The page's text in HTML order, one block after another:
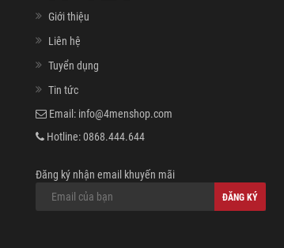
Giới thiệu
Liên hệ
Tuyển dụng
Tin tức
Email: info@4menshop.com
Hotline:0868.444.644
Đăng ký nhận email khuyến mãi
ĐĂNG KÝ